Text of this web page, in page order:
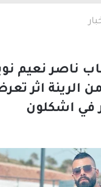
ناصر نعيم
من الرينة اثر
في اشكلون